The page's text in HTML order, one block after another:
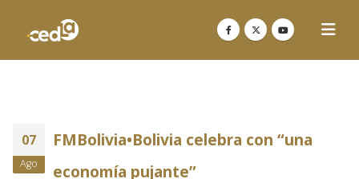
07
Ago
FMBolivia•Bolivia celebra con “una
economía pujante”